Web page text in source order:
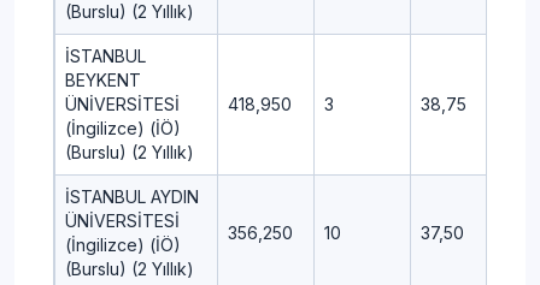
(Burslu) (2 Yıllık)
İSTANBUL
BEYKENT
ÜNİVERSİTESİ
(İngilizce) (İÖ)
(Burslu) (2 Yıllık)
418,950 3 38,75
İSTANBUL AYDIN
ÜNİVERSİTESİ
(İngilizce) (İÖ)
(Burslu) (2 Yıllık)
356,250 10 37,50